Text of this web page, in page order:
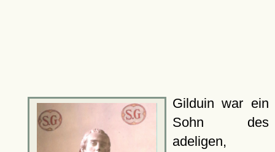
Gilduin war ein
Sohn des
adeligen,